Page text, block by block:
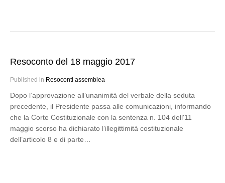
Resoconto del 18 maggio 2017
Published in Resoconti assemblea
Dopo l’approvazione all’unanimità del verbale della seduta
precedente, il Presidente passa alle comunicazioni, informando
che la Corte Costituzionale con la sentenza n. 104 dell'11
maggio scorso ha dichiarato l’illegittimità costituzionale
dell’articolo 8 e di parte…